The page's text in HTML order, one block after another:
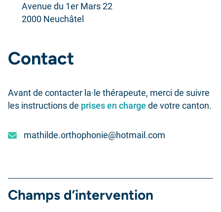
Avenue du 1er Mars 22
2000 Neuchâtel
Contact
Avant de contacter la·le thérapeute, merci de suivre
les instructions de prises en charge de votre canton.
mathilde.orthophonie@hotmail.com
Champs d’intervention